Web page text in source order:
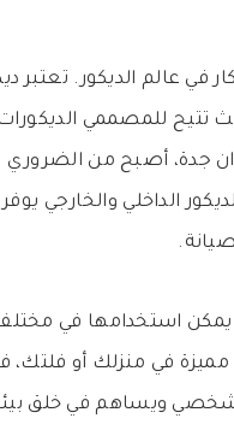
في عالم الديكور. تعتبر
تتيح للمصممي
جدة، أصبح من الضروري
الداخلي والخارجي يوفر
يمكن استخدامها في
في منزلك أو فلتك،
ويساهم في خلق بيئة